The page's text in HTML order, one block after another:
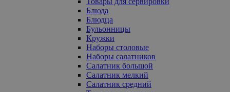
Блюда
Блюдца
Бульонницы
Кружки
Наборы столовые
Наборы салатников
Салатник большой
Салатник мелкий
Салатник средний